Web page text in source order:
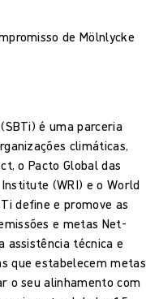
de Mölnlycke
é uma parceria
climáticas,
o Pacto Global das
(WRI) e o World
define e promove as
e metas Net-
assistência técnica e
que estabelecem metas
o seu alinhamento com